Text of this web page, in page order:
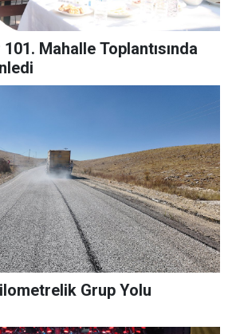
Mahalle Toplantısında
Grup Yolu